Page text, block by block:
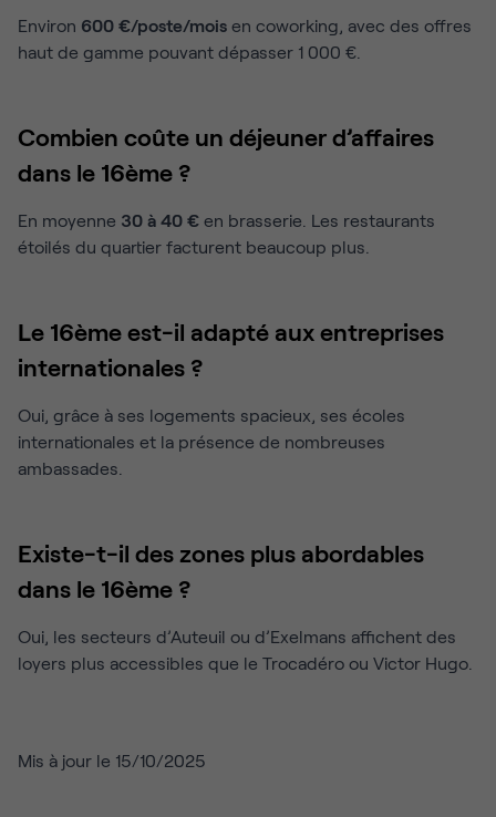
Environ 600 €/poste/mois en coworking, avec des offres
haut de gamme pouvant dépasser 1 000 €.
Combien coûte un déjeuner d’affaires
dans le 16ème ?
En moyenne 30 à 40 € en brasserie. Les restaurants
étoilés du quartier facturent beaucoup plus.
Le 16ème est-il adapté aux entreprises
internationales ?
Oui, grâce à ses logements spacieux, ses écoles
internationales et la présence de nombreuses
ambassades.
Existe-t-il des zones plus abordables
dans le 16ème ?
Oui, les secteurs d’Auteuil ou d’Exelmans affichent des
loyers plus accessibles que le Trocadéro ou Victor Hugo.
Mis à jour le 15/10/2025